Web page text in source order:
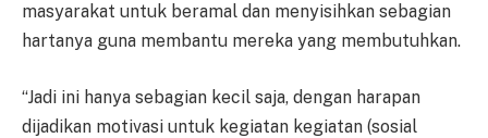
masyarakat untuk beramal dan menyisihkan sebagian
hartanya guna membantu mereka yang membutuhkan.
“Jadi ini hanya sebagian kecil saja, dengan harapan
dijadikan motivasi untuk kegiatan kegiatan (sosial